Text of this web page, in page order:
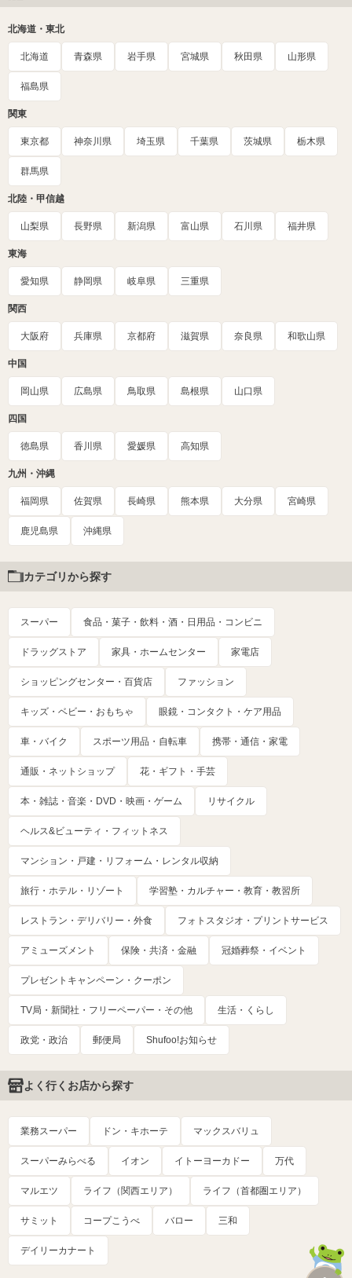
北海道・東北
北海道 青森県 岩手県 宮城県 秋田県 山形県
福島県
関東
東京都 神奈川県 埼玉県 千葉県 茨城県 栃木県
群馬県
北陸・甲信越
山梨県 長野県 新潟県 富山県 石川県 福井県
東海
愛知県 静岡県 岐阜県 三重県
関西
大阪府 兵庫県 京都府 滋賀県 奈良県 和歌山県
中国
岡山県 広島県 鳥取県 島根県 山口県
四国
徳島県 香川県 愛媛県 高知県
九州・沖縄
福岡県 佐賀県 長崎県 熊本県 大分県 宮崎県
鹿児島県 沖縄県
カテゴリから探す
スーパー 食品・菓子・飲料・酒・日用品・コンビニ
ドラッグストア 家具・ホームセンター 家電店
ショッピングセンター・百貨店 ファッション
キッズ・ベビー・おもちゃ 眼鏡・コンタクト・ケア用品
車・バイク スポーツ用品・自転車 携帯・通信・家電
通販・ネットショップ 花・ギフト・手芸
本・雑誌・音楽・DVD・映画・ゲーム リサイクル
ヘルス&ビューティ・フィットネス
マンション・戸建・リフォーム・レンタル収納
旅行・ホテル・リゾート 学習塾・カルチャー・教育・教習所
レストラン・デリバリー・外食 フォトスタジオ・プリントサービス
アミューズメント 保険・共済・金融 冠婚葬祭・イベント
プレゼントキャンペーン・クーポン
TV局・新聞社・フリーペーパー・その他 生活・くらし
政党・政治 郵便局 Shufoo!お知らせ
よく行くお店から探す
業務スーパー ドン・キホーテ マックスバリュ
スーパーみらべる イオン イトーヨーカドー 万代
マルエツ ライフ（関西エリア） ライフ（首都圏エリア）
サミット コープこうべ バロー 三和
デイリーカナート